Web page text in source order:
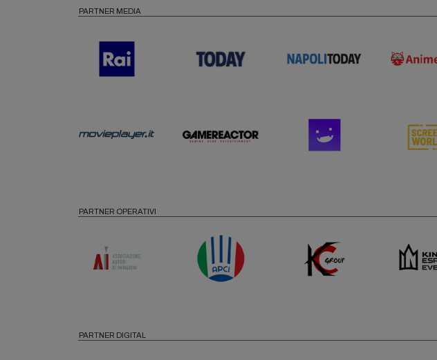
PARTNER MEDIA
PARTNER OPERATIVI
PARTNER DIGITAL